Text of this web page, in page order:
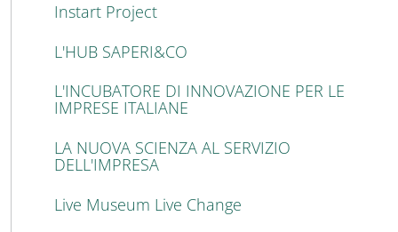
Instart Project
L'HUB SAPERI&CO
L'INCUBATORE DI INNOVAZIONE PER LE
IMPRESE ITALIANE
LA NUOVA SCIENZA AL SERVIZIO
DELL'IMPRESA
Live Museum Live Change